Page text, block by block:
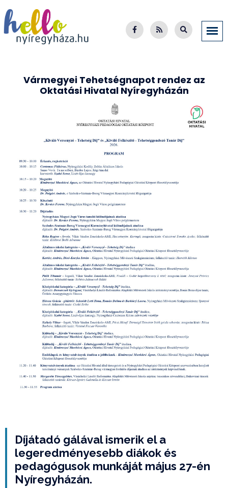
Vármegyei Tehetségnapot rendez az
Oktatási Hivatal Nyíregyházán
Díjátadó gálával ismerik el a
legeredményesebb diákok és
pedagógusok munkáját május 27-én
Nyíregyházán.